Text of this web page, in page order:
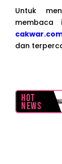
Untuk
membaca
dan
Hot
News